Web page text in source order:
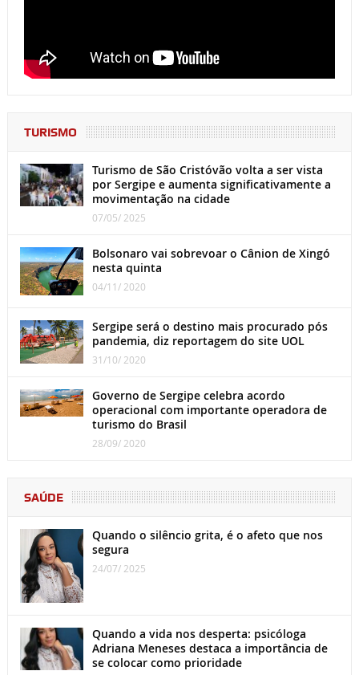
TURISMO
Turismo de São Cristóvão volta a ser vista
por Sergipe e aumenta significativamente a
movimentação na cidade
07/05/ 2025
Bolsonaro vai sobrevoar o Cânion de Xingó
nesta quinta
04/11/ 2020
Sergipe será o destino mais procurado pós
pandemia, diz reportagem do site UOL
31/10/ 2020
Governo de Sergipe celebra acordo
operacional com importante operadora de
turismo do Brasil
28/09/ 2020
SAÚDE
Quando o silêncio grita, é o afeto que nos
segura
24/07/ 2025
Quando a vida nos desperta: psicóloga
Adriana Meneses destaca a importância de
se colocar como prioridade